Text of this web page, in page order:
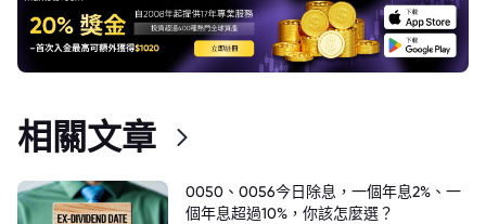
相關文章
0050、0056今日除息，一個年息2%、一
個年息超過10%，你該怎麼選？